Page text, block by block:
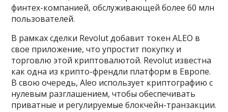
финтех-компанией, обслуживающей более 60 млн
пользователей.
В рамках сделки Revolut добавит токен ALEO в
свое приложение, что упростит покупку и
торговлю этой криптовалютой. Revolut известна
как одна из крипто-френдли платформ в Европе.
В свою очередь, Aleo использует криптографию с
нулевым разглашением, чтобы обеспечивать
приватные и регулируемые блокчейн-транзакции.